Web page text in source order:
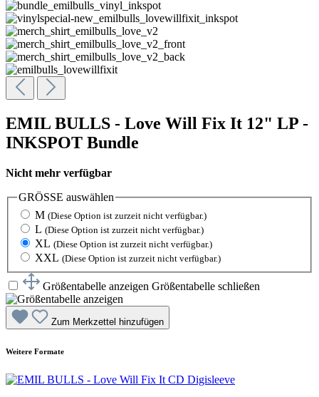
EMIL BULLS - Love Will Fix It 12" LP -
INKSPOT Bundle
Nicht mehr verfügbar
GRÖSSE auswählen
M (Diese Option ist zurzeit nicht verfügbar.)
L (Diese Option ist zurzeit nicht verfügbar.)
XL (Diese Option ist zurzeit nicht verfügbar.)
XXL (Diese Option ist zurzeit nicht verfügbar.)
Größentabelle anzeigen Größentabelle schließen
Zum Merkzettel hinzufügen
Weitere Formate